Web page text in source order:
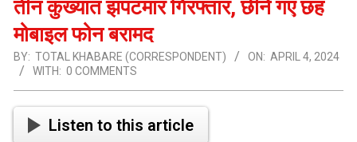
तीन कुख्यात झपटमार गिरफ्तार, छीने गए छह
मोबाइल फोन बरामद
BY: TOTAL KHABARE (CORRESPONDENT) ON: APRIL 4, 2024
WITH: 0 COMMENTS
Listen to this article